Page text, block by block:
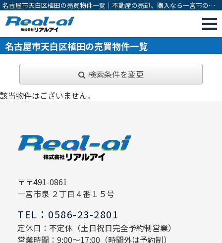
名古屋市天白区植田の売買物件一覧｜不動産の売却、購入なら一宮市の不
動産会社 株式会社リアルアイ
名古屋市天白区植田の売買物件一覧
検索条件を変更
該当物件はございません。
〒〒491-0861
一宮市泉 ２丁目４番１５号
TEL：0586-23-2801
定休日：不定休（土日祝日完全予約制営業）
営業時間：9:00～17:00（時間外は予約制）